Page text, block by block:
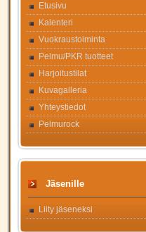
Etusivu
Kalenteri
Vuokraustoiminta
Pelmu/PKR tuotteet
Harjoitustilat
Kuvagalleria
Yhteystiedot
Pelmurock
Jäsenille
Liity jäseneksi